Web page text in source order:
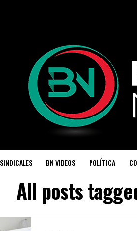
SINDICALES BN VIDEOS POLÍTICA
All posts